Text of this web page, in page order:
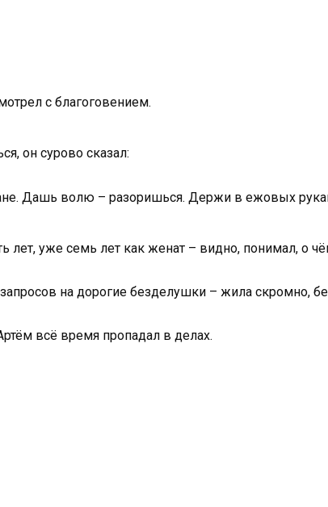
с благоговением.
он сурово сказал:
Дашь волю – разоришься. Держи в ежовых
лет, уже семь лет как женат – видно, понимал, о
на дорогие безделушки – жила скромно,
всё время пропадал в делах.